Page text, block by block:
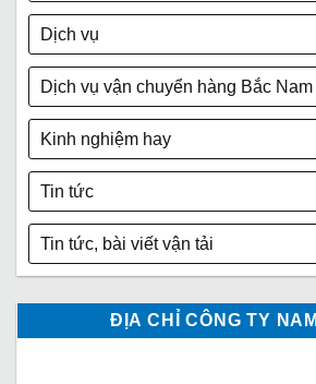
Dịch vụ
Dịch vụ vận chuyển hàng Bắc Nam
Kinh nghiệm hay
Tin tức
Tin tức, bài viết vận tải
ĐỊA CHỈ CÔNG TY